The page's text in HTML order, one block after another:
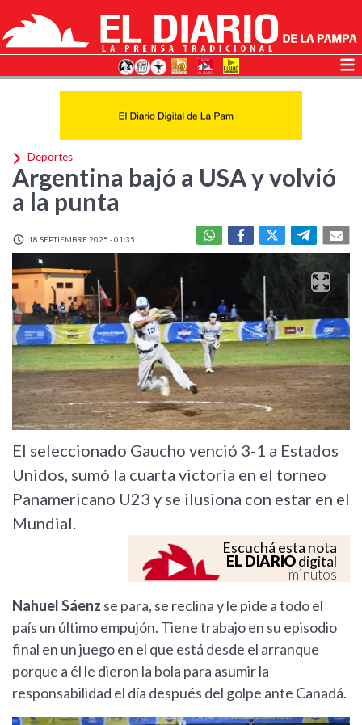
Deportes
Argentina bajó a USA y volvió
a la punta
18 SEPTIEMBRE 2025 - 01:35
El seleccionado Gaucho venció 3-1 a Estados
Unidos, sumó la cuarta victoria en el torneo
Panamericano U23 y se ilusiona con estar en el
Mundial.
Escuchá esta nota
EL DIARIOdigital
minutos
Nahuel Sáenz se para, se reclina y le pide a todo el
país un último empujón. Tiene trabajo en su episodio
final en un juego en el que está desde el arranque
porque a él le dieron la bola para asumir la
responsabilidad el día después del golpe ante Canadá.